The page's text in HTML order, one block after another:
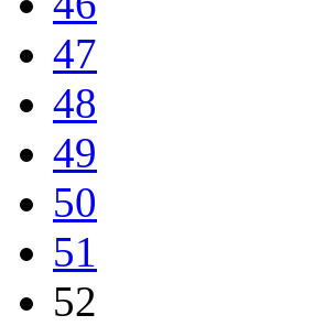
47
48
49
50
51
52